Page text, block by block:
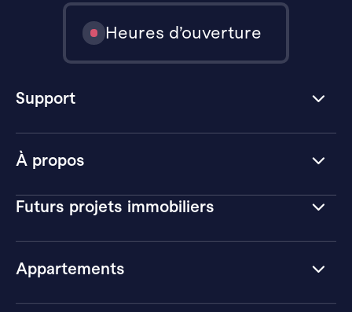
À propos
Futurs projets immobiliers
Appartements
Heures d’ouverture
Support